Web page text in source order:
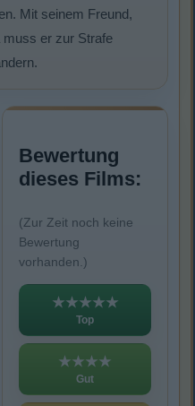
Mit seinem Freund,
muss er zur Strafe
Bewertung
dieses Films:
(Zur Zeit noch keine
Bewertung
vorhanden.)
★★★★★
Top
★★★★
Gut